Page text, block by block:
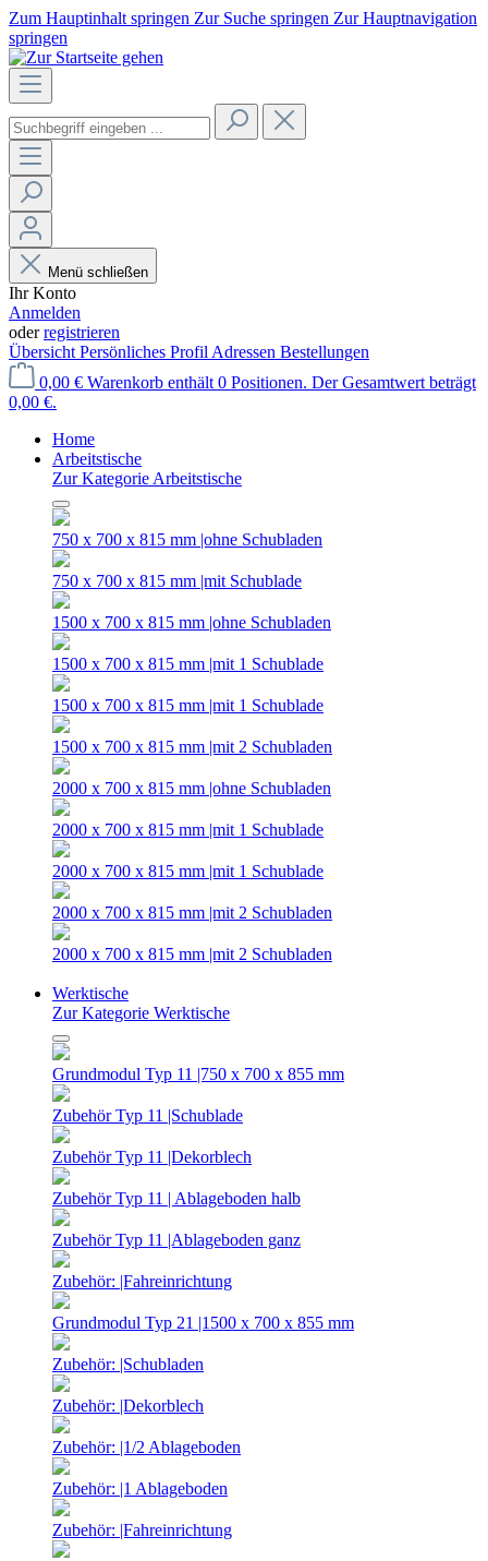
Zum Hauptinhalt springen Zur Suche springen Zur Hauptnavigation
springen
Menü schließen
Ihr Konto
Anmelden
oderregistrieren
Übersicht Persönliches Profil Adressen Bestellungen
0,00 € Warenkorb enthält 0 Positionen. Der Gesamtwert beträgt
0,00 €.
Home
Arbeitstische
Zur Kategorie Arbeitstische
750 x 700 x 815 mm |ohne Schubladen
750 x 700 x 815 mm |mit Schublade
1500 x 700 x 815 mm |ohne Schubladen
1500 x 700 x 815 mm |mit 1 Schublade
1500 x 700 x 815 mm |mit 1 Schublade
1500 x 700 x 815 mm |mit 2 Schubladen
2000 x 700 x 815 mm |ohne Schubladen
2000 x 700 x 815 mm |mit 1 Schublade
2000 x 700 x 815 mm |mit 1 Schublade
2000 x 700 x 815 mm |mit 2 Schubladen
2000 x 700 x 815 mm |mit 2 Schubladen
Werktische
Zur Kategorie Werktische
Grundmodul Typ 11 |750 x 700 x 855 mm
Zubehör Typ 11 |Schublade
Zubehör Typ 11 |Dekorblech
Zubehör Typ 11 | Ablageboden halb
Zubehör Typ 11 |Ablageboden ganz
Zubehör: |Fahreinrichtung
Grundmodul Typ 21 |1500 x 700 x 855 mm
Zubehör: |Schubladen
Zubehör: |Dekorblech
Zubehör: |1/2 Ablageboden
Zubehör: |1 Ablageboden
Zubehör: |Fahreinrichtung